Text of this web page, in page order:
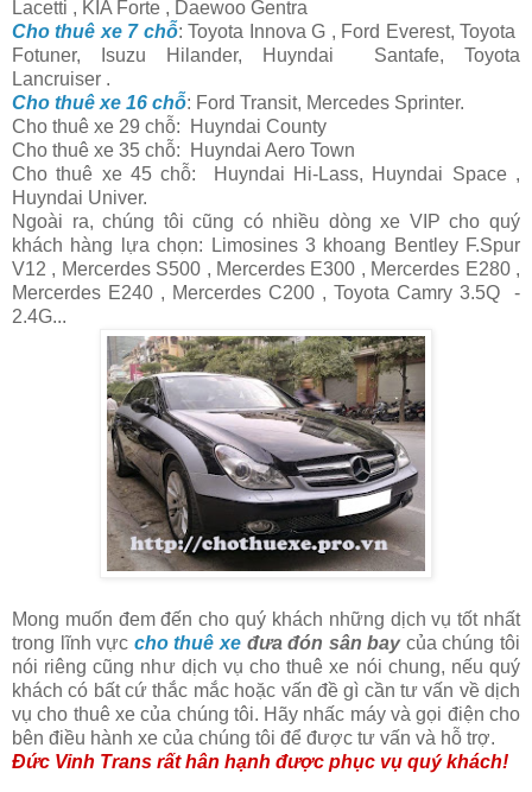
Lacetti , KIA Forte , Daewoo Gentra
Cho thuê xe 7 chỗ: Toyota Innova G , Ford Everest, Toyota
Fotuner, Isuzu Hilander, Huyndai Santafe, Toyota
Lancruiser .
Cho thuê xe 16 chỗ: Ford Transit, Mercedes Sprinter.
Cho thuê xe 29 chỗ: Huyndai County
Cho thuê xe 35 chỗ: Huyndai Aero Town
Cho thuê xe 45 chỗ: Huyndai Hi-Lass, Huyndai Space ,
Huyndai Univer.
Ngoài ra, chúng tôi cũng có nhiều dòng xe VIP cho quý
khách hàng lựa chọn:
Limosines 3 khoang Bentley F.Spur
V12 , Mercerdes S500 , Mercerdes E300 , Mercerdes E280 ,
Mercerdes E240 , Mercerdes C200 , Toyota Camry 3.5Q -
2.4G...
Mong muốn đem đến cho quý khách những dịch vụ tốt nhất
trong lĩnh vực cho thuê xeđưa đón sân baycủa chúng tôi
nói riêng cũng như dịch vụ cho thuê xe nói chung, nếu quý
khách có bất cứ thắc mắc hoặc vấn đề gì cần tư vấn về dịch
vụ cho thuê xe của chúng tôi. Hãy nhấc máy và gọi điện cho
bên điều hành xe của chúng tôi để được tư vấn và hỗ trợ.
Đức Vinh Trans rất hân hạnh được phục vụ quý khách!